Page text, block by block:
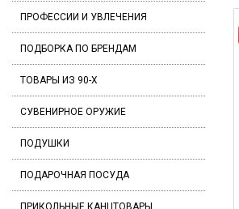
ПРОФЕССИИ И УВЛЕЧЕНИЯ
ПОДБОРКА ПО БРЕНДАМ
ТОВАРЫ ИЗ 90-Х
СУВЕНИРНОЕ ОРУЖИЕ
ПОДУШКИ
ПОДАРОЧНАЯ ПОСУДА
ПРИКОЛЬНЫЕ КАНЦТОВАРЫ